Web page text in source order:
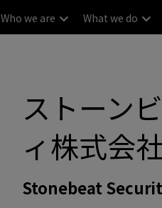
Who we are What we do
ストーン
ィ株式会
Stonebeat